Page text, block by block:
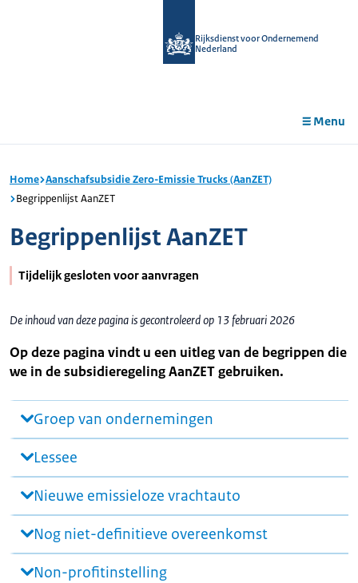
Rijksdienst voor Ondernemend
Nederland
Menu
Home Aanschafsubsidie Zero-Emissie Trucks (AanZET)
Begrippenlijst AanZET
Begrippenlijst AanZET
Tijdelijk gesloten voor aanvragen
De inhoud van deze pagina is gecontroleerd op 13 februari 2026
Op deze pagina vindt u een uitleg van de begrippen die
we in de subsidieregeling AanZET gebruiken.
Groep van ondernemingen
Lessee
Nieuwe emissieloze vrachtauto
Nog niet-definitieve overeenkomst
Non-profitinstelling